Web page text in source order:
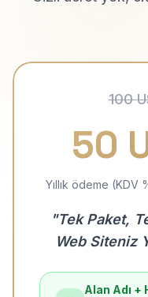
100
50
Yıllık ödeme (KDV
"Tek Paket,
Web Siteniz
Alan Adı +